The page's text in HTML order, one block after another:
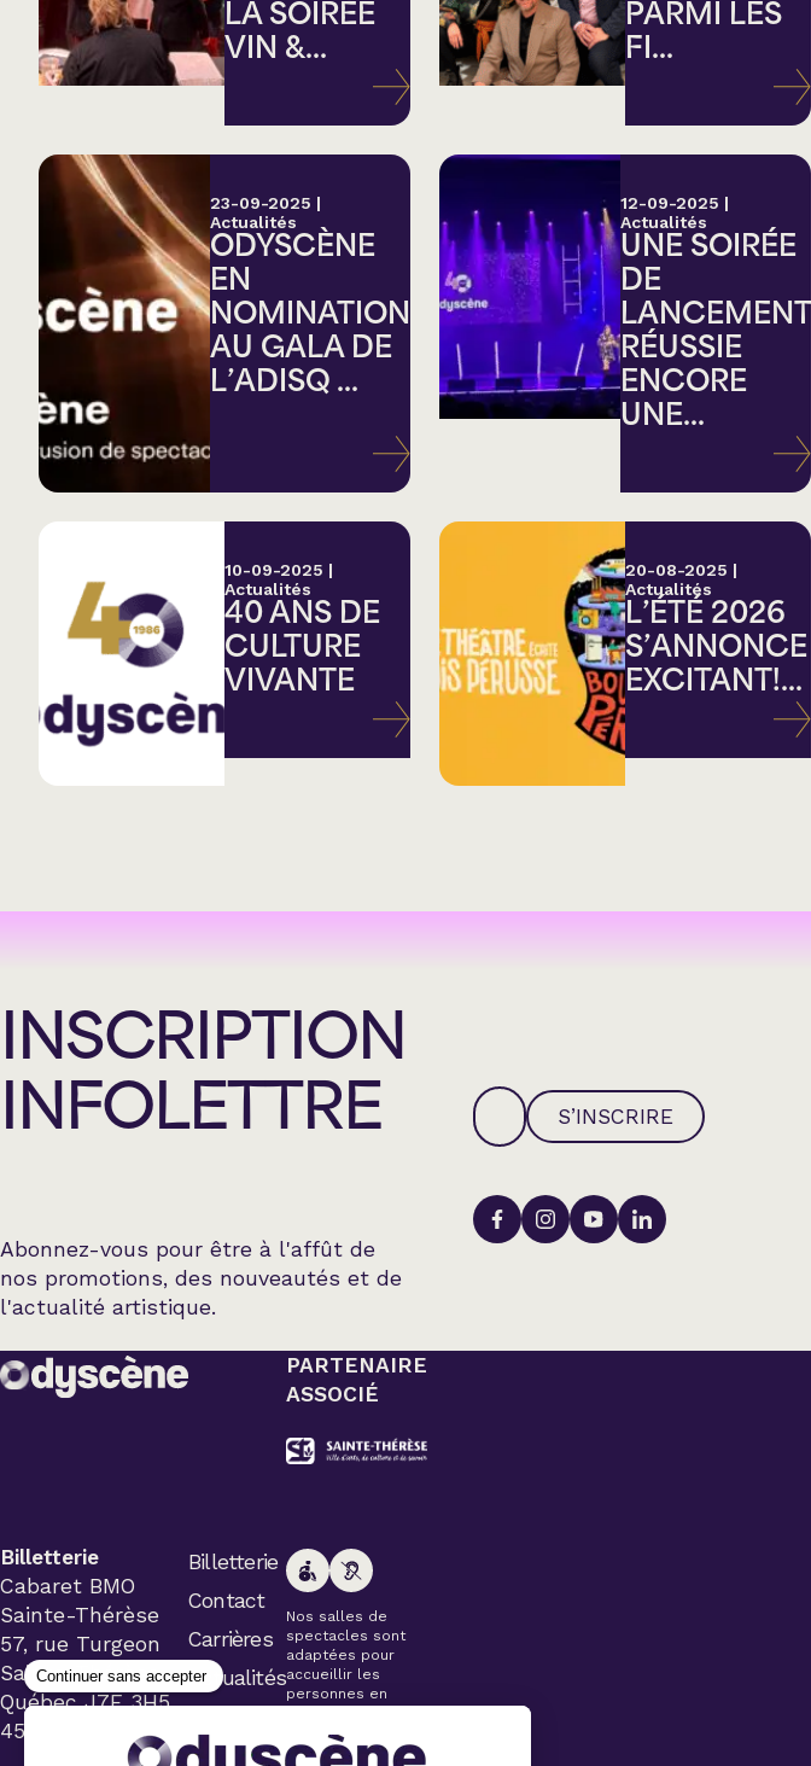
LA SOIRÉE
VIN &...
PARMI LES
FI...
23-09-2025 |
Actualités
ODYSCÈNE
EN
NOMINATION
AU GALA DE
L’ADISQ ...
12-09-2025 |
Actualités
UNE SOIRÉE
DE
LANCEMENT
RÉUSSIE
ENCORE
UNE...
10-09-2025 |
Actualités
40 ANS DE
CULTURE
VIVANTE
20-08-2025 |
Actualités
L’ÉTÉ 2026
S’ANNONCE
EXCITANT!...
INSCRIPTION
INFOLETTRE
Abonnez-vous pour être à l'affût de
nos promotions, des nouveautés et de
l'actualité artistique.
S’INSCRIRE
Billetterie
Cabaret BMO
Sainte-Thérèse
57, rue Turgeon
Sainte-Thérèse
Québec J7E 3H5
450 434-4006
Billetterie
Contact
Carrières
Actualités
PARTENAIRE
ASSOCIÉ
Nos salles de
spectacles sont
adaptées pour
accueillir les
personnes en
Veuillez
simplement aviser